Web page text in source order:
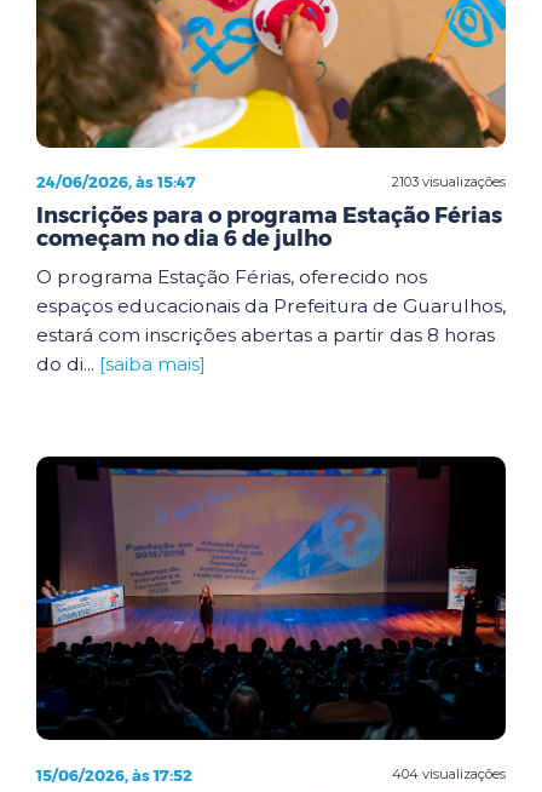
2103 visualizações
24/06/2026, às 15:47
Inscrições para o programa Estação Férias
começam no dia 6 de julho
O programa Estação Férias, oferecido nos
espaços educacionais da Prefeitura de Guarulhos,
estará com inscrições abertas a partir das 8 horas
do di... [saiba mais]
404 visualizações
15/06/2026, às 17:52